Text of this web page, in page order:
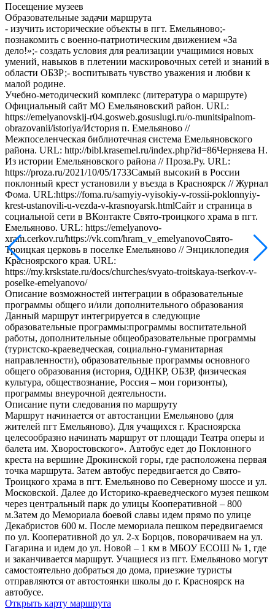
Посещение музеев
Образовательные задачи маршрута
- изучить исторические объекты в пгт. Емельяново;-
познакомить с военно-патриотическим движением «За
дело!»;- создать условия для реализации учащимися новых
умений, навыков в плетении маскировочных сетей и знаний в
области ОБЗР;- воспитывать чувство уважения и любви к
малой родине.
Учебно-методический комплекс (литература о маршруте)
Официальный сайт МО Емельяновский район. URL:
https://emelyanovskij-r04.gosweb.gosuslugi.ru/o-munitsipalnom-
obrazovanii/istoriya/История п. Емельяново //
Межпоселенческая библиотечная система Емельяновского
района. URL: http://bibl.krasemel.ru/index.php?id=86Черняева Н.
Из истории Емельяновского района // Проза.Ру. URL:
https://proza.ru/2021/10/05/1733Самый высокий в России
поклонный крест установили у въезда в Красноярск // Журнал
Фома. URL:https://foma.ru/samyiy-vyisokiy-v-rossii-poklonnyiy-
krest-ustanovili-u-vezda-v-krasnoyarsk.htmlСайт и страница в
социальной сети в ВКонтакте Свято-троицкого храма в пгт.
Емельяново. URL: https://emelyanovo-
xram.cerkov.ru/https://vk.com/hram_v_emelyanovoСвято-
Троицкая церковь в поселке Емельяново // Энциклопедия
Красноярского края. URL:
https://my.krskstate.ru/docs/churches/svyato-troitskaya-tserkov-v-
poselke-emelyanovo/
Описание возможностей интеграции в образовательные
программы общего и/или дополнительного образования
Данный маршрут интегрируется в следующие
образовательные программы:программы воспитательной
работы, дополнительные общеобразовательные программы
(туристско-краеведческая, социально-гуманитарная
направленности), образовательные программы основного
общего образования (история, ОДНКР, ОБЗР, физическая
культура, обществознание, Россия – мои горизонты),
программы внеурочной деятельности.
Описание пути следования по маршруту
Маршрут начинается от автостанции Емельяново (для
жителей пгт Емельяново). Для учащихся г. Красноярска
целесообразно начинать маршрут от площади Театра оперы и
балета им. Хворостовского». Автобус едет до Поклонного
креста на вершине Дрокинской горы, где расположена первая
точка маршрута. Затем автобус передвигается до Свято-
Троицкого храма в пгт. Емельяново по Северному шоссе и ул.
Московской. Далее до Историко-краеведческого музея пешком
через центральный парк до улицы Кооперативной – 800
м.Затем до Мемориала боевой славы идем прямо по улице
Декабристов 600 м. После мемориала пешком передвигаемся
по ул. Кооперативной до ул. 2-х Борцов, поворачиваем на ул.
Гагарина и идем до ул. Новой – 1 км в МБОУ ЕСОШ № 1, где
и заканчивается маршрут. Учащиеся из пгт. Емельяново могут
самостоятельно добраться до дома, приезжие туристы
отправляются от автостоянки школы до г. Красноярск на
автобусе.
Открыть карту маршрута